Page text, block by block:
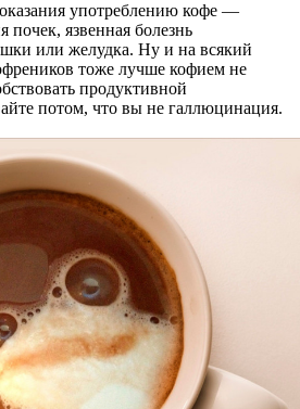
употреблению кофе —
почек, язвенная болезнь
или желудка. Ну и на всякий
тоже лучше кофием не
продуктивной
потом, что вы не галлюцинация.